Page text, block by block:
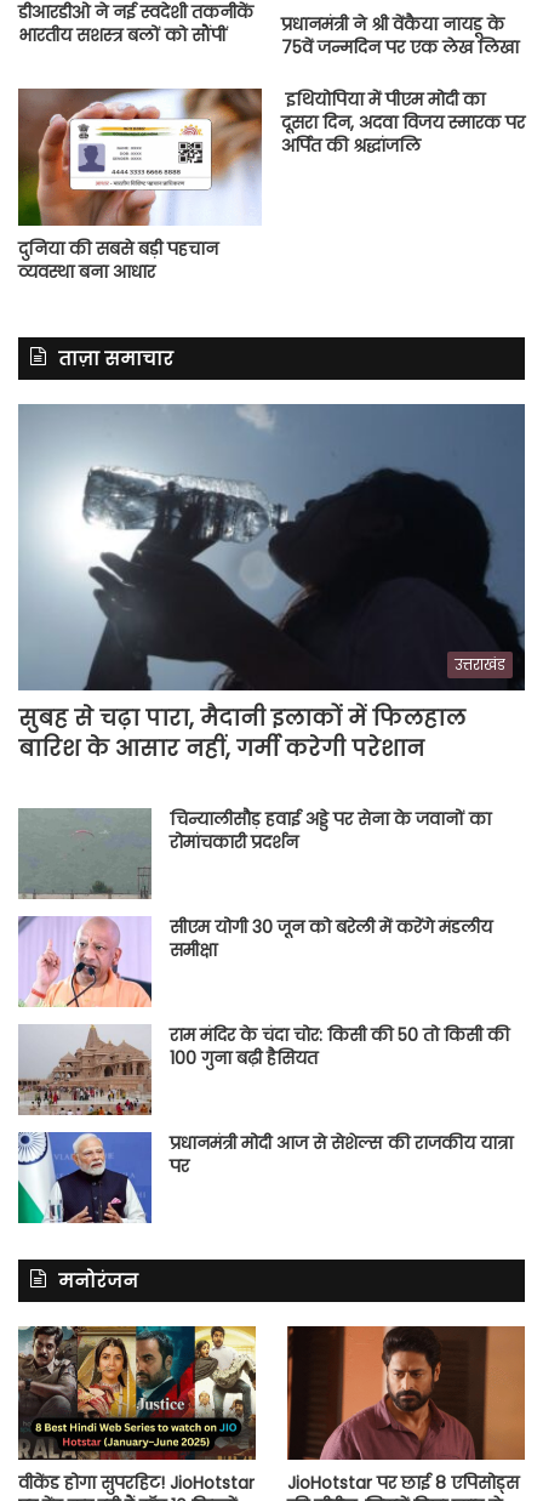
डीआरडीओ ने नई स्वदेशी तकनीकें
भारतीय सशस्त्र बलों को सौंपीं
प्रधानमंत्री ने श्री वेंकैया नायडू के
75वें जन्मदिन पर एक लेख लिखा
दुनिया की सबसे बड़ी पहचान
व्यवस्था बना आधार
इथियोपिया में पीएम मोदी का
दूसरा दिन, अदवा विजय स्मारक पर
अर्पित की श्रद्धांजलि
ताज़ा समाचार
उत्तराखंड
सुबह से चढ़ा पारा, मैदानी इलाकों में फिलहाल
बारिश के आसार नहीं, गर्मी करेगी परेशान
चिन्यालीसौड़ हवाई अड्डे पर सेना के जवानों का
रोमांचकारी प्रदर्शन
सीएम योगी 30 जून को बरेली में करेंगे मंडलीय
समीक्षा
राम मंदिर के चंदा चोर: किसी की 50 तो किसी की
100 गुना बढ़ी हैसियत
प्रधानमंत्री मोदी आज से सेशेल्स की राजकीय यात्रा
पर
मनोरंजन
वीकेंड होगा सुपरहिट! JioHotstar
JioHotstar पर छाई 8 एपिसोड्स